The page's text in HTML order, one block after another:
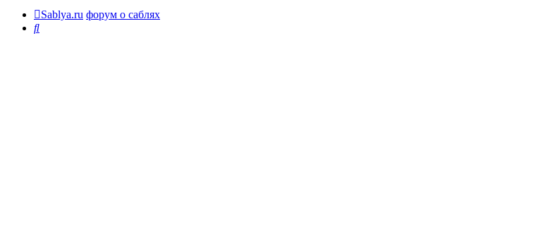
Sablya.ru форум о саблях
Поиск